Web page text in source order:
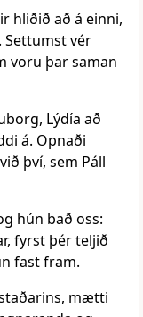
hliðið að á einni,
vér
voru þar saman
Lýdía að
á. Opnaði
því, sem Páll
hún bað oss:
fyrst þér teljið
fast fram.
mætti